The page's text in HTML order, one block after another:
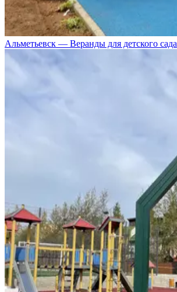
Альметьевск — Веранды для детского сада